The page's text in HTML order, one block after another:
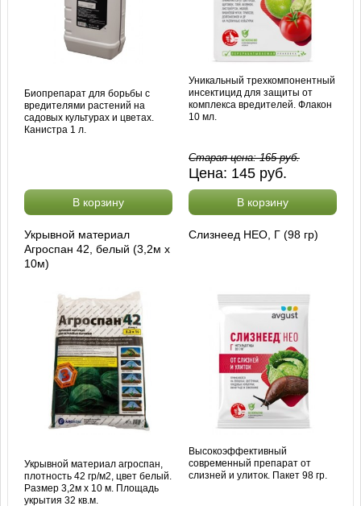
Биопрепарат для борьбы с
вредителями растений на
садовых культурах и цветах.
Канистра 1 л.
В корзину
Уникальный трехкомпонентный
инсектицид для защиты от
комплекса вредителей. Флакон
10 мл.
Старая цена:165руб.
Цена: 145 руб.
В корзину
Укрывной материал
Агроспан 42, белый (3,2м х
10м)
Укрывной материал агроспан,
плотность 42 гр/м2, цвет белый.
Размер 3,2м х 10 м. Площадь
укрытия 32 кв.м.
Слизнеед НЕО, Г (98 гр)
Высокоэффективный
современный препарат от
слизней и улиток. Пакет 98 гр.